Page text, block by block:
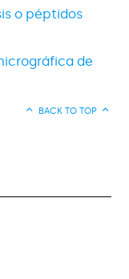
o péptidos
de
BACK TO TOP